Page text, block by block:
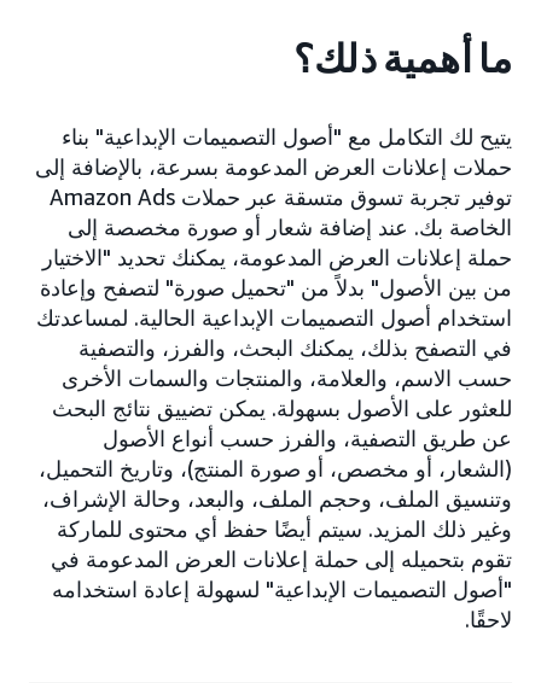
ما أهمية ذلك؟
يتيح لك التكامل مع "أصول التصميمات الإبداعية" بناء
حملات إعلانات العرض المدعومة بسرعة، بالإضافة إلى
توفير تجربة تسوق متسقة عبر حملات Amazon Ads
الخاصة بك. عند إضافة شعار أو صورة مخصصة إلى
حملة إعلانات العرض المدعومة، يمكنك تحديد "الاختيار
من بين الأصول" بدلاً من "تحميل صورة" لتصفح وإعادة
استخدام أصول التصميمات الإبداعية الحالية. لمساعدتك
في التصفح بذلك، يمكنك البحث، والفرز، والتصفية
حسب الاسم، والعلامة، والمنتجات والسمات الأخرى
للعثور على الأصول بسهولة. يمكن تضييق نتائج البحث
عن طريق التصفية، والفرز حسب أنواع الأصول
(الشعار، أو مخصص، أو صورة المنتج)، وتاريخ التحميل،
وتنسيق الملف، وحجم الملف، والبعد، وحالة الإشراف،
وغير ذلك المزيد. سيتم أيضًا حفظ أي محتوى للماركة
تقوم بتحميله إلى حملة إعلانات العرض المدعومة في
"أصول التصميمات الإبداعية" لسهولة إعادة استخدامه
لاحقًا.